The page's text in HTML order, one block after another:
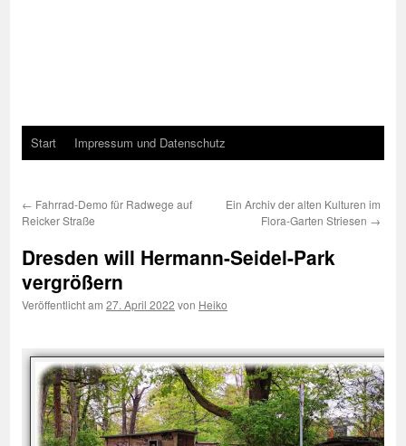
Start Impressum und Datenschutz
← Fahrrad-Demo für Radwege auf
Reicker Straße
Ein Archiv der alten Kulturen im
Flora-Garten Striesen →
Dresden will Hermann-Seidel-Park
vergrößern
Veröffentlicht am 27. April 2022 von Heiko